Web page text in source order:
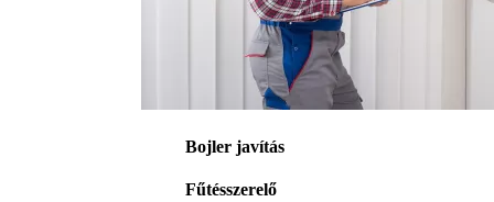
Bojler javítás
Fűtésszerelő